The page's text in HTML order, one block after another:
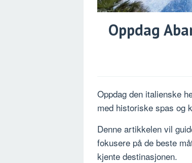
Oppdag
Oppdag den italienske
med historiske spas og
Denne artikkelen vil
fokusere på de beste
kjente destinasjonen.